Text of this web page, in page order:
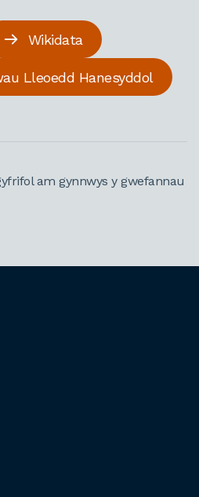
Wikidata
Lleoedd Hanesyddol
am gynnwys y gwefannau